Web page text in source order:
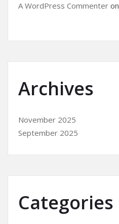
A WordPress Commenter on
Archives
November 2025
September 2025
Categories